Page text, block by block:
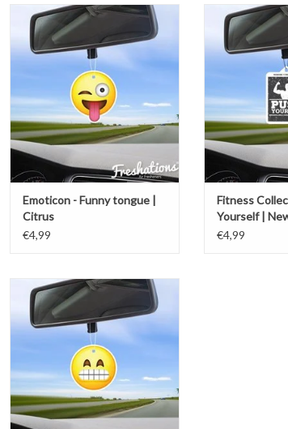
Freshations auto luchtverfrisser |
Emoticon - Funny tongue | Citrus
TOEVOEGEN AAN WINKELWAGEN
Emoticon - Funny tongue |
Citrus
€4,99
Freshations
Fitness
TOEVOEGEN
Fitness
Yourself |
€4,99
Freshations auto luchtverfrisser |
Emoticon - Teeth | Black Ice
TOEVOEGEN AAN WINKELWAGEN